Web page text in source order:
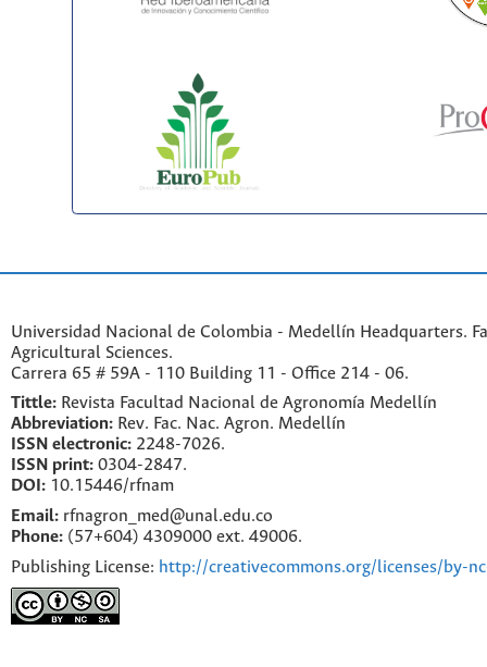
Universidad Nacional de Colombia - Medellín Headquarters.
Agricultural Sciences.
Carrera 65 # 59A - 110 Building 11 - Office 214 - 06.
Tittle: Revista Facultad Nacional de Agronomía Medellín
Abbreviation: Rev. Fac. Nac. Agron. Medellín
ISSN electronic: 2248-7026.
ISSN print: 0304-2847.
DOI: 10.15446/rfnam
Email: rfnagron_med@unal.edu.co
Phone: (57+604) 4309000 ext. 49006.
Publishing License: http://creativecommons.org/licenses/by-